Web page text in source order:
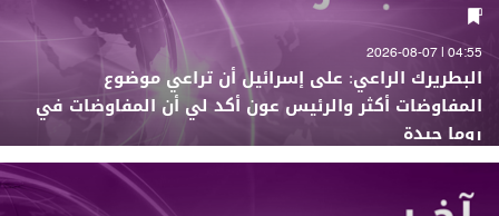
04:55 | 2026-08-07
البطريرك الراعي: على إسرائيل أن تراعي موضوع
المفاوضات أكثر والرئيس عون أكد لي أن المفاوضات في
روما جيدة